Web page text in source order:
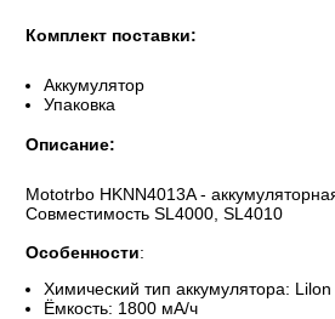
Комплект поставки:
Аккумулятор
Упаковка
Описание:
Mototrbo HKNN4013A -
Совместимость SL4000, SL4010
Особенности:
Химический тип аккумулятора: Lilon
Ёмкость: 1800 мА/ч